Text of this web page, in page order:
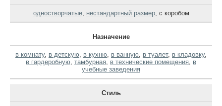
одностворчатые, нестандартный размер, с коробом
Назначение
в комнату, в детскую, в кухню, в ванную, в туалет, в кладовку,
в гардеробную, тамбурная, в технические помещения, в
учебные заведения
Стиль